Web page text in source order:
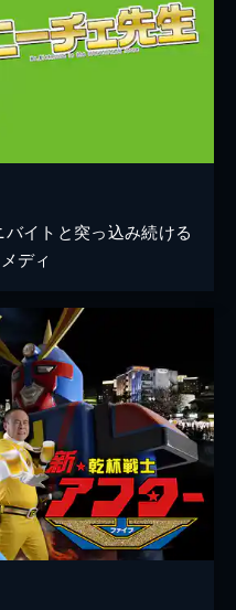
イトと突っ込み続ける
ディ